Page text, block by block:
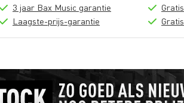
3 jaar Bax Music garantie
Laagste-prijs-garantie